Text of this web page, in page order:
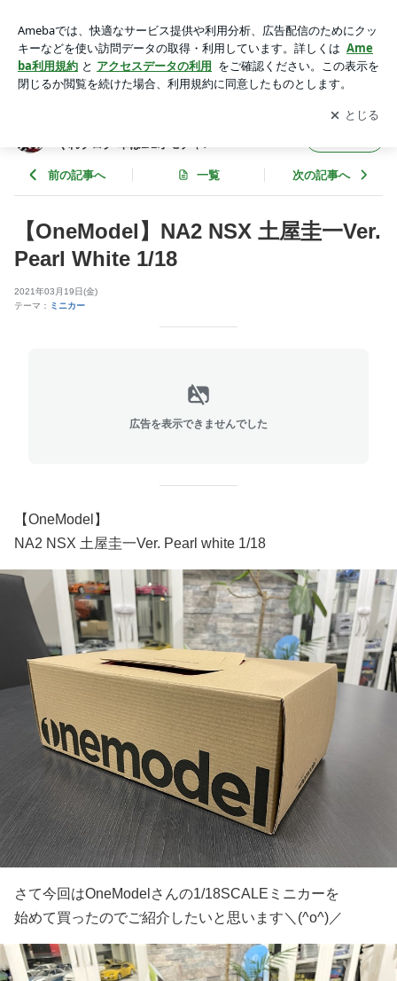
たるんチャンネル】わたるるる～の気まぐれブログ 車は1/1オ
モチャ♪
アプリをダウンロードして ブログの更新通知
を受け取りまし
ょう。
開く
ぐれブログ 車は1/1オモチャ♪
前の記事へ 一覧 次の記事へ
【OneModel】NA2 NSX 土屋圭一Ver.
Pearl White 1/18
2021年03月19日(金)
テーマ： ミニカー
広告を表示できませんでした
【OneModel】
NA2 NSX 土屋圭一Ver. Pearl white 1/18
さて今回はOneModelさんの1/18SCALEミニカーを
始めて買ったのでご紹介したいと思います＼(^o^)／